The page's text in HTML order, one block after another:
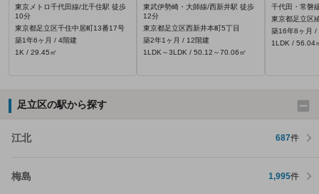
東京メトロ千代田線/北千住駅 徒歩
10分
東京都足立区千住中居町13番17号
築1年6ヶ月 / 4階建
1K / 29.45㎡
東武伊勢崎・大師線/西新井駅 徒歩
12分
東京都足立区西新井本町5丁目
築2年1ヶ月 / 12階建
1LDK～3LDK / 50.12～70.06㎡
千代田・常磐
東京都足立区
築16年8ヶ月 /
1LDK / 56.04
足立区の駅から探す
江北 687件
梅島 1,995件